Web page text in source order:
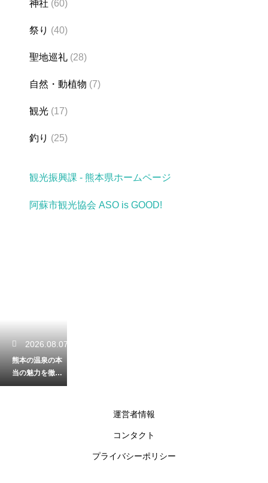
神社 (60)
祭り (40)
聖地巡礼 (28)
自然・動植物 (7)
観光 (17)
釣り (25)
観光振興課 - 熊本県ホームページ
阿蘇市観光協会 ASO is GOOD!
2026.08.07
熊本の温泉の本
当の魅力を徹底
解剖！源泉の加
運営者情報
コンタクト
プライバシーポリシー